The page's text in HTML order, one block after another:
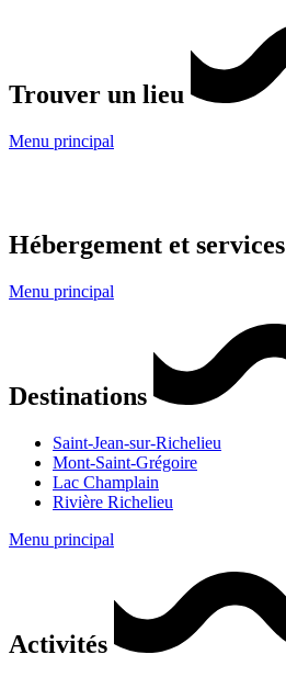
Trouver un lieu
Menu principal
Hébergement et services
Menu principal
Destinations
Saint-Jean-sur-Richelieu
Mont-Saint-Grégoire
Lac Champlain
Rivière Richelieu
Menu principal
Activités